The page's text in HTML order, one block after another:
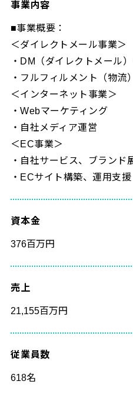
事業内容
■事業概要：
＜ダイレクトメール事業＞
・DM（ダイレクトメール
・フルフィルメント（物流
＜インターネット事業＞
・Webマーケティング
・自社メディア運営
＜EC事業＞
・自社サービス、ブランド
・ECサイト構築、運用支援
資本金
376百万円
売上
21,155百万円
従業員数
618名